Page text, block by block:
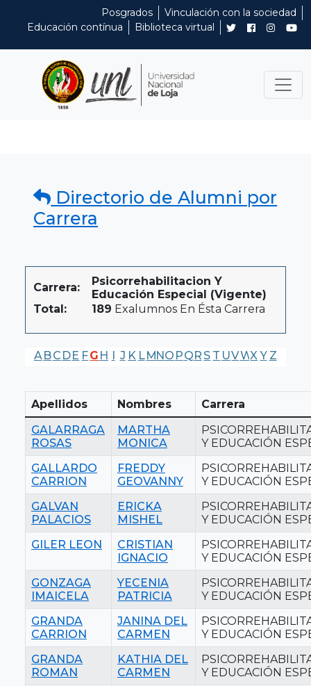
Posgrados
Vinculación con la sociedad
Educación contínua
Biblioteca virtual
Directorio de Alumni por
Carrera
Carrera:
Psicorrehabilitacion Y
Educación Especial (Vigente)
Total:
189 Exalumnos En Ésta Carrera
A BC DE FG H I J K LMNO PQR S T UVWX Y Z
Apellidos Nombres
Carrera
GALARRAGA
ROSAS
MARTHA
MONICA
Y EDUCACIÓN
GALLARDO
CARRION
FREDDY
GEOVANNY
Y EDUCACIÓN
GALVAN
PALACIOS
ERICKA
MISHEL
Y EDUCACIÓN
GILER LEON
CRISTIAN
IGNACIO
Y EDUCACIÓN
GONZAGA
IMAICELA
YECENIA
PATRICIA
Y EDUCACIÓN
GRANDA
CARRION
JANINA DEL
CARMEN
Y EDUCACIÓN
GRANDA
ROMAN
KATHIA DEL
CARMEN
Y EDUCACIÓN